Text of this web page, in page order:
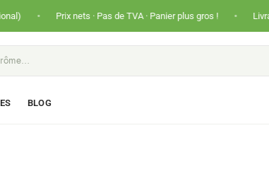
Prix nets · Pas de TVA · Panier plus gros ! • Livraison
BLOG